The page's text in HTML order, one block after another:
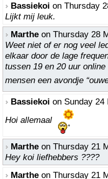
Bassiekoi on Thursday
Lijkt mij leuk.
Marthe on Thursday 28
Weet niet of er nog veel
elkaar door de lage
tussen 19 en 20 uur
mensen een avondje
Bassiekoi on Sunday 24
Hoi allemaal
Marthe on Thursday 21
Hey koi liefhebbers ????
Marthe on Thursday 21